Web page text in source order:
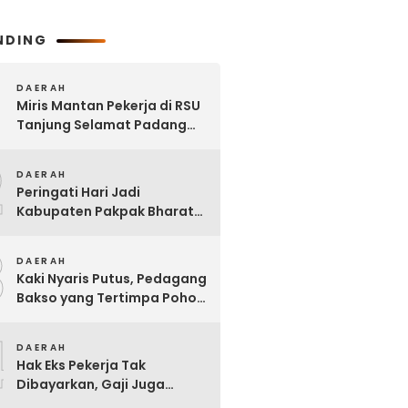
DAERAH
Miris Mantan Pekerja di RSU
Tanjung Selamat Padang
DAERAH
Peringati Hari Jadi
Kabupaten Pakpak Bharat
dan Budaya
DAERAH
Kaki Nyaris Putus, Pedagang
Bakso yang Tertimpa Pohon
DAERAH
Hak Eks Pekerja Tak
Dibayarkan, Gaji Juga